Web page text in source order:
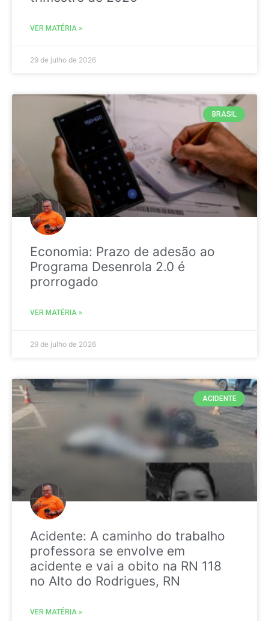
VER MATÉRIA »
29 de julho de 2026
BRASIL
Economia: Prazo de adesão ao
Programa Desenrola 2.0 é
prorrogado
VER MATÉRIA »
29 de julho de 2026
ACIDENTE
Acidente: A caminho do trabalho
professora se envolve em
acidente e vai a obito na RN 118
no Alto do Rodrigues, RN
VER MATÉRIA »